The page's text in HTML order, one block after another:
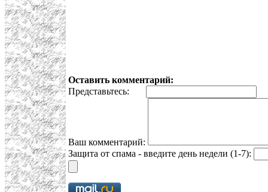
Оставить комментарий:
Представьтесь:
Ваш комментарий:
Защита от спама - введите день недели (1-7):